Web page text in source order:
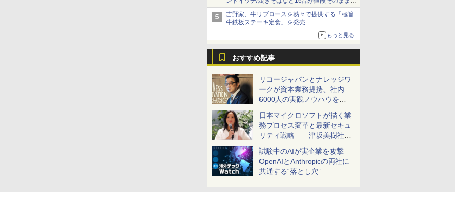
ボリュームアップ
吉野家、牛リブロースを熱々で提供する「極旨
牛鉄板ステーキ定食」を発売
もっと見る
おすすめ記事
リコージャパンとナレッジワ
ークが資本業務提携、社内
6000人の実践ノウハウを生
かした「AI商談記録 for
RICOH」を展開へ
日本マイクロソフトが描く業
務プロセス変革と最新セキュ
リティ戦略――津坂美樹社長
が2027年度戦略を説明
試験中のAIが実企業を攻撃
OpenAIとAnthropicの両社に
共通する“落とし穴”